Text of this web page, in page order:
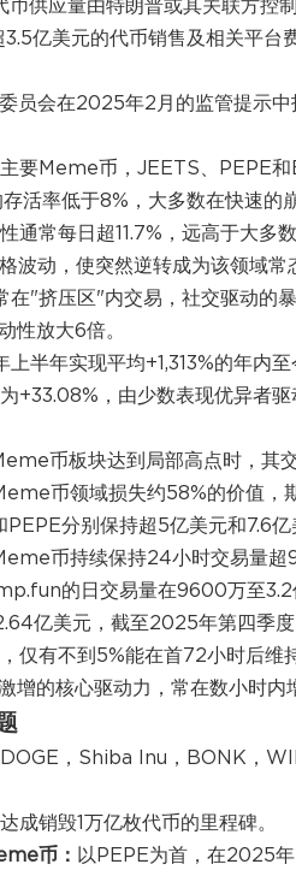
供应量由特朗普或其关联方控制
亿美元的代币销售及相关平台
员会在2025年2月的监管提示
要Meme币，JEETS、PEPE
活率低于8%，大多数在快速的
通常每日超11.7%，远高于大多
波动，使突然逆转成为该领域常
"挤压区"内交易，社交驱动的
性放大6倍。
半年实现平均+1,313%的年内
+33.08%，由少数表现优异者驱
币板块达到局部高点时，其
币领域损失约58%的价值，
PEPE分别保持超5亿美元和7.6
币持续保持24小时交易量超
的日交易量在9600万至
亿美元，截至2025年第四季度
仅有不到5%能在首72小时后维
增的核心驱动力，常在数小时内
，Shiba Inu，BONK，
成销毁1万亿枚代币的里程碑。
币： 以PEPE为首，在2025